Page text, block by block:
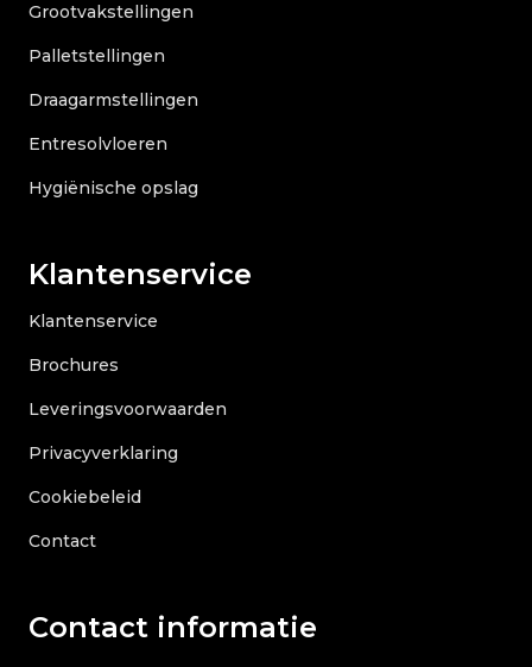
Grootvakstellingen
Palletstellingen
Draagarmstellingen
Entresolvloeren
Hygiënische opslag
Klantenservice
Klantenservice
Brochures
Leveringsvoorwaarden
Privacyverklaring
Cookiebeleid
Contact
Contact informatie